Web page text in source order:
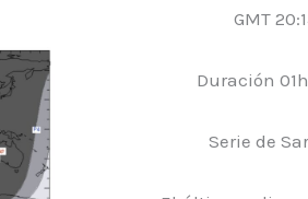
GMT
Duración
Serie de